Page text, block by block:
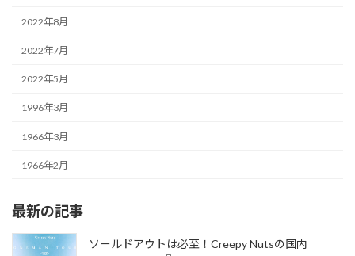
2022年8月
2022年7月
2022年5月
1996年3月
1966年3月
1966年2月
最新の記事
ソールドアウトは必至！Creepy Nutsの国内